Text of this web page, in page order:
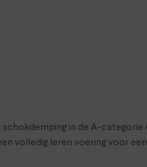
in de A-
volledig leren voering voor